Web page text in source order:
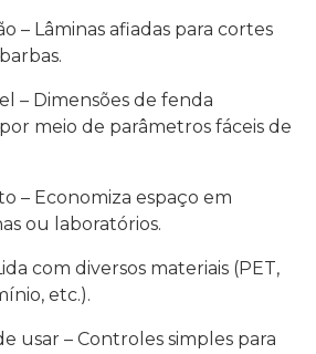
– Lâminas afiadas para cortes
– Dimensões de fenda
meio de parâmetros fáceis de
– Economiza espaço em
ou laboratórios.
com diversos materiais (PET,
etc.).
usar – Controles simples para